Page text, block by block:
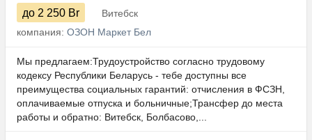
до 2 250 Br
Витебск
компания: ОЗОН Маркет Бел
Мы предлагаем:Трудоустройство согласно трудовому
кодексу Республики Беларусь - тебе доступны все
преимущества социальных гарантий: отчисления в ФСЗН,
оплачиваемые отпуска и больничные;Трансфер до места
работы и обратно: Витебск, Болбасово,...